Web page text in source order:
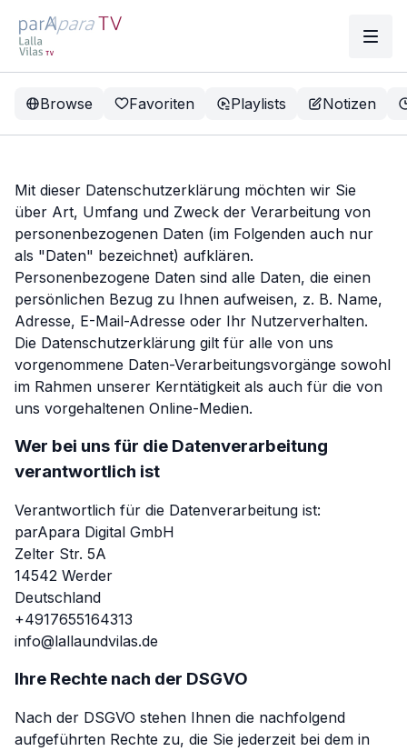
Browse Favoriten Playlists Notizen
Mit dieser Datenschutzerklärung möchten wir Sie
über Art, Umfang und Zweck der Verarbeitung von
personenbezogenen Daten (im Folgenden auch nur
als "Daten" bezeichnet) aufklären.
Personenbezogene Daten sind alle Daten, die einen
persönlichen Bezug zu Ihnen aufweisen, z. B. Name,
Adresse, E-Mail-Adresse oder Ihr Nutzerverhalten.
Die Datenschutzerklärung gilt für alle von uns
vorgenommene Daten-Verarbeitungsvorgänge sowohl
im Rahmen unserer Kerntätigkeit als auch für die von
uns vorgehaltenen Online-Medien.
Wer bei uns für die Datenverarbeitung
verantwortlich ist
Verantwortlich für die Datenverarbeitung ist:
parApara Digital GmbH
Zelter Str. 5A
14542 Werder
Deutschland
+4917655164313
info@lallaundvilas.de
Ihre Rechte nach der DSGVO
Nach der DSGVO stehen Ihnen die nachfolgend
aufgeführten Rechte zu, die Sie jederzeit bei dem in